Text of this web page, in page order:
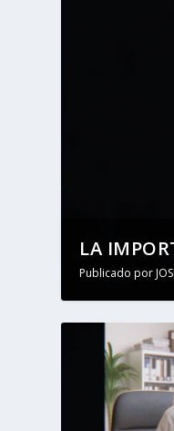
LA
Publicado por